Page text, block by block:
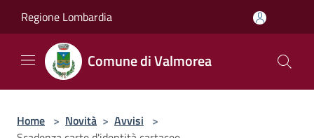
Regione Lombardia
Comune di Valmorea
Home > Novità > Avvisi >